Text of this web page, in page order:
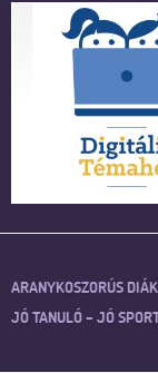
ARANYKOSZORÚS
JÓ TANULÓ – JÓ